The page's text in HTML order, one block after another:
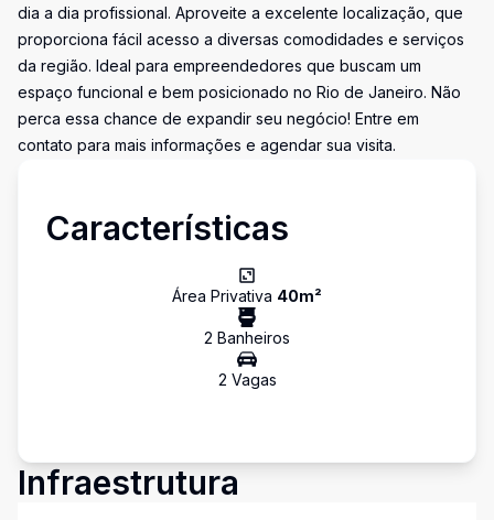
dia a dia profissional. Aproveite a excelente localização, que
proporciona fácil acesso a diversas comodidades e serviços
da região. Ideal para empreendedores que buscam um
espaço funcional e bem posicionado no Rio de Janeiro. Não
perca essa chance de expandir seu negócio! Entre em
contato para mais informações e agendar sua visita.
Características
Área Privativa 40m²
2 Banheiros
2 Vagas
Infraestrutura